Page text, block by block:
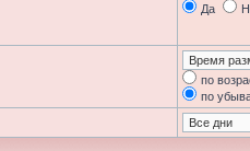
Да
по
по